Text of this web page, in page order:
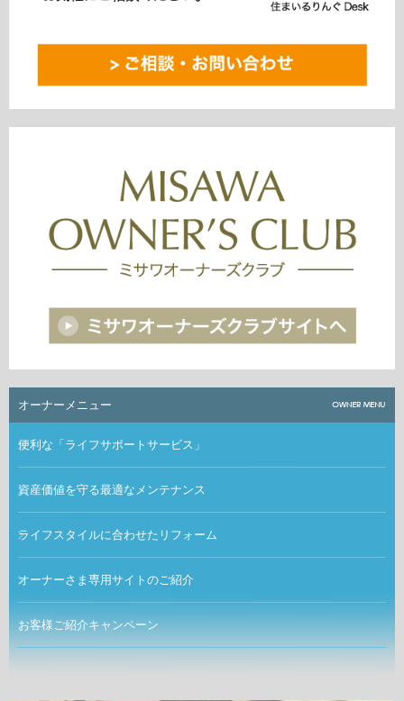
オーナーメニュー
便利な「ライフサポートサービス」
資産価値を守る最適なメンテナンス
ライフスタイルに合わせたリフォーム
オーナーさま専用サイトのご紹介
お客様ご紹介キャンペーン